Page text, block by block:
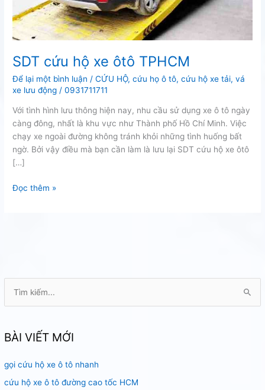
k
ế
m
BÀI VIẾT MỚI
gọi cứu hộ xe ô tô nhanh
cứu hộ xe ô tô đường cao tốc HCM
SDT cứu hộ xe ôtô TPHCM
Để lại một bình luận /CỨU HỘ,cứu họ ô tô,cứu hộ xe tải,vá
xe lưu động /0931711711
Với tình hình lưu thông hiện nay, nhu cầu sử dụng xe ô tô ngày
càng đông, nhất là khu vực như Thành phố Hồ Chí Minh. Việc
chạy xe ngoài đường không tránh khỏi những tình huống bất
ngờ. Bởi vậy điều mà bạn cần làm là lưu lại SDT cứu hộ xe ôtô
[…]
SDT
Đọc thêm »